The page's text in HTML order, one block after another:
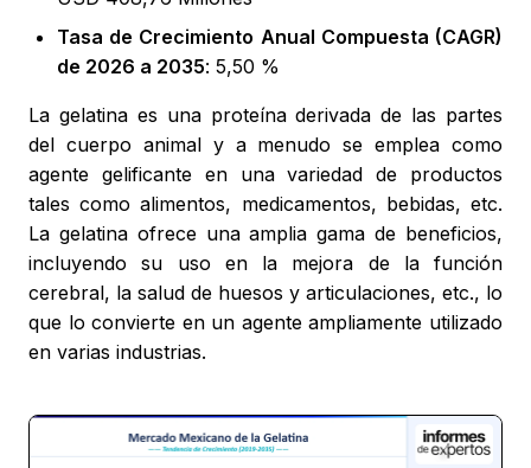
Tasa de Crecimiento Anual Compuesta (CAGR)
de 2026 a 2035: 5,50 %
La gelatina es una proteína derivada de las partes
del cuerpo animal y a menudo se emplea como
agente gelificante en una variedad de productos
tales como alimentos, medicamentos, bebidas, etc.
La gelatina ofrece una amplia gama de beneficios,
incluyendo su uso en la mejora de la función
cerebral, la salud de huesos y articulaciones, etc., lo
que lo convierte en un agente ampliamente utilizado
en varias industrias.